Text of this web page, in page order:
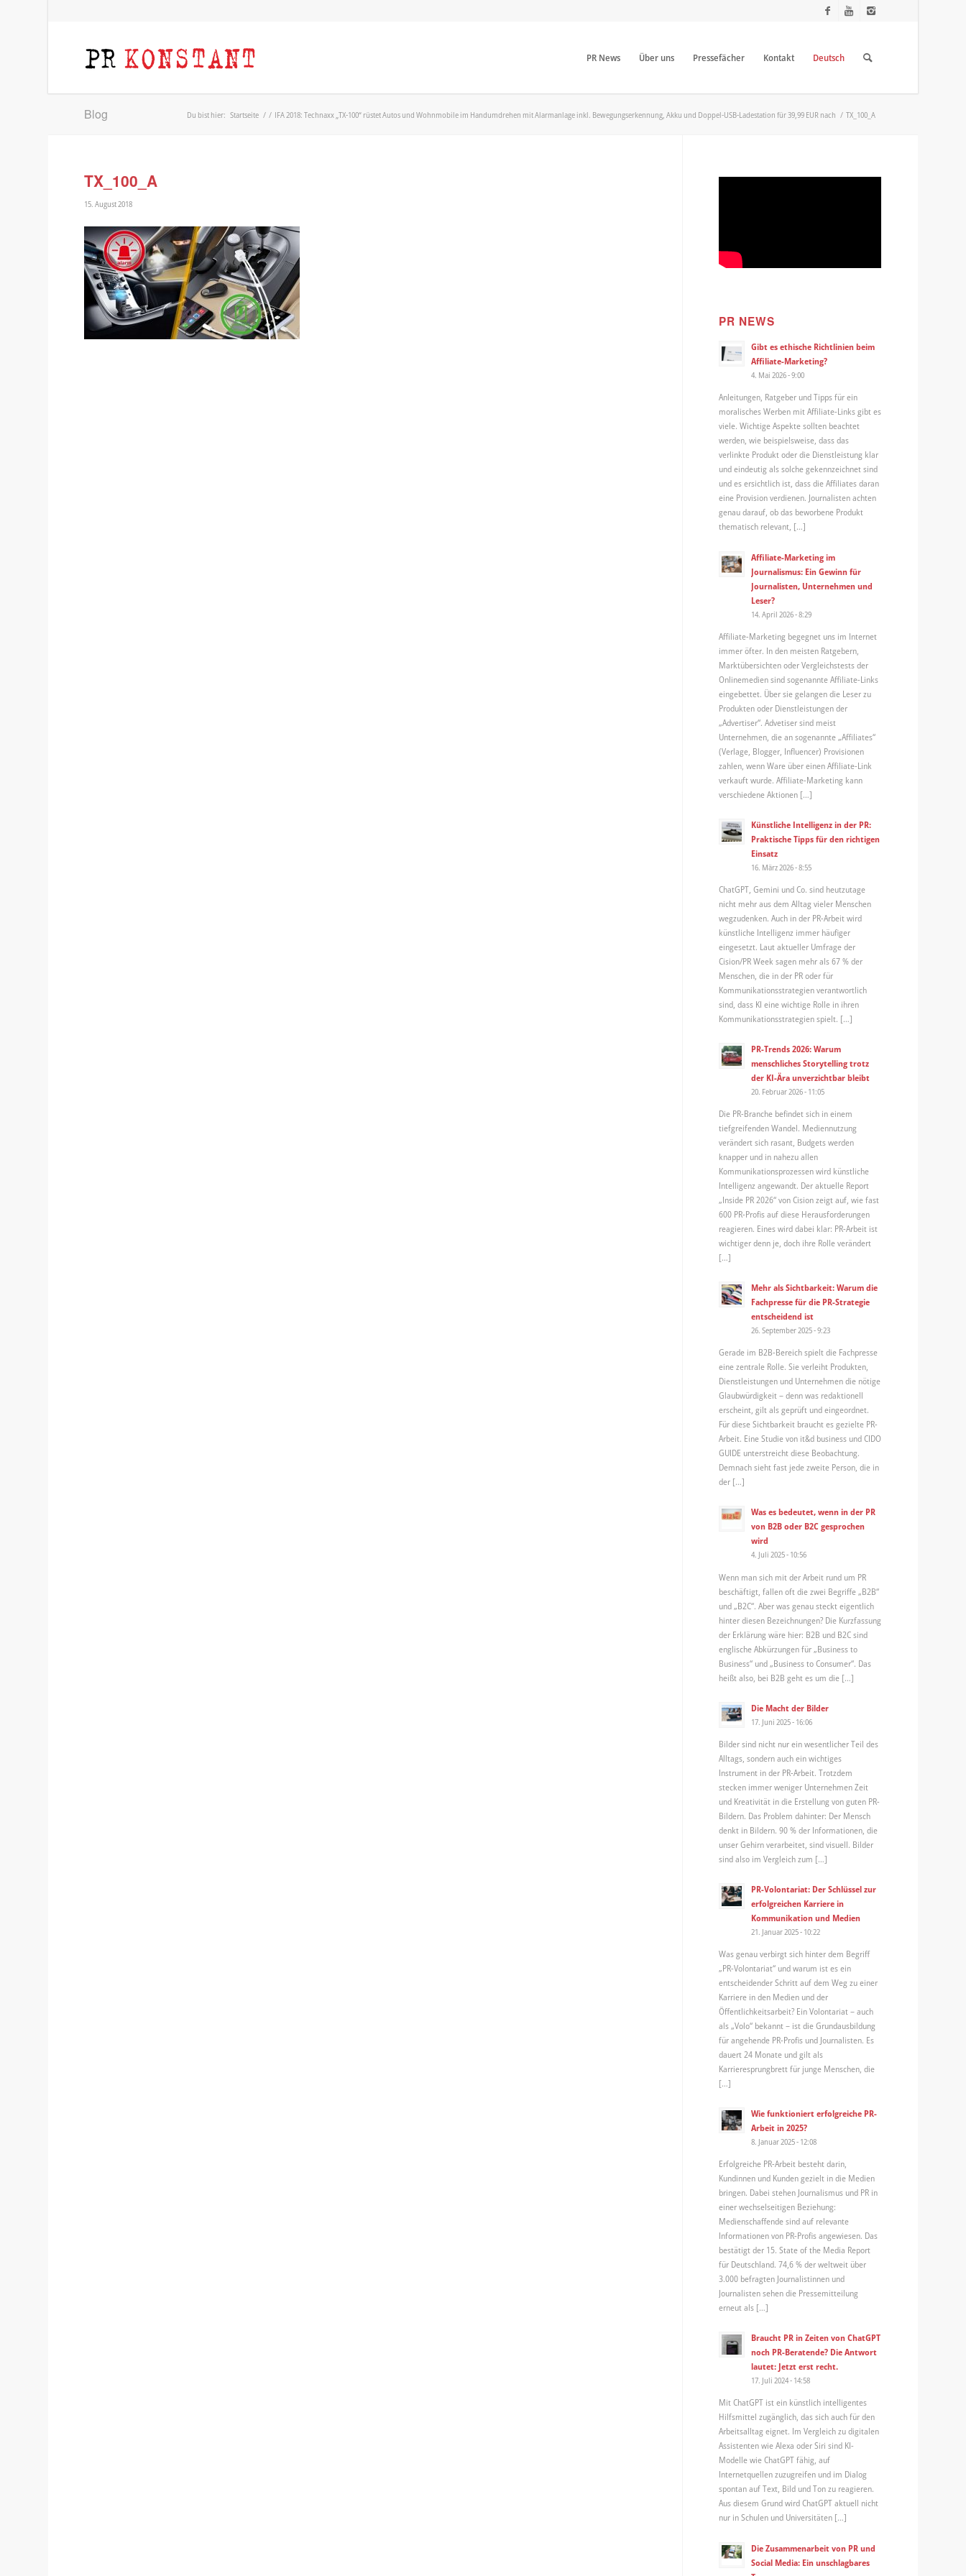
PR News Über uns Pressefächer Kontakt Deutsch
Blog Du bist hier: Startseite / / IFA 2018: Technaxx „TX-100“ rüstet Autos und Wohnmobile im Handumdrehen mit Alarmanlage inkl. Bewegungserkennung, Akku und Doppel-USB-Ladestation für 39,99 EUR nach / TX_100_A
TX_100_A
15. August 2018
PR NEWS
Gibt es ethische Richtlinien beim
Affiliate-Marketing?
4. Mai 2026 - 9:00
Anleitungen, Ratgeber und Tipps für ein
moralisches Werben mit Affiliate-Links gibt es
viele. Wichtige Aspekte sollten beachtet
werden, wie beispielsweise, dass das
verlinkte Produkt oder die Dienstleistung klar
und eindeutig als solche gekennzeichnet sind
und es ersichtlich ist, dass die Affiliates daran
eine Provision verdienen. Journalisten achten
genau darauf, ob das beworbene Produkt
thematisch relevant, […]
Affiliate-Marketing im
Journalismus: Ein Gewinn für
Journalisten, Unternehmen und
Leser?
14. April 2026 - 8:29
Affiliate-Marketing begegnet uns im Internet
immer öfter. In den meisten Ratgebern,
Marktübersichten oder Vergleichstests der
Onlinemedien sind sogenannte Affiliate-Links
eingebettet. Über sie gelangen die Leser zu
Produkten oder Dienstleistungen der
„Advertiser“. Advetiser sind meist
Unternehmen, die an sogenannte „Affiliates“
(Verlage, Blogger, Influencer) Provisionen
zahlen, wenn Ware über einen Affiliate-Link
verkauft wurde. Affiliate-Marketing kann
verschiedene Aktionen […]
Künstliche Intelligenz in der PR:
Praktische Tipps für den richtigen
Einsatz
16. März 2026 - 8:55
ChatGPT, Gemini und Co. sind heutzutage
nicht mehr aus dem Alltag vieler Menschen
wegzudenken. Auch in der PR-Arbeit wird
künstliche Intelligenz immer häufiger
eingesetzt. Laut aktueller Umfrage der
Cision/PR Week sagen mehr als 67 % der
Menschen, die in der PR oder für
Kommunikationsstrategien verantwortlich
sind, dass KI eine wichtige Rolle in ihren
Kommunikationsstrategien spielt. […]
PR-Trends 2026: Warum
menschliches Storytelling trotz
der KI-Ära unverzichtbar bleibt
20. Februar 2026 - 11:05
Die PR-Branche befindet sich in einem
tiefgreifenden Wandel. Mediennutzung
verändert sich rasant, Budgets werden
knapper und in nahezu allen
Kommunikationsprozessen wird künstliche
Intelligenz angewandt. Der aktuelle Report
„Inside PR 2026“ von Cision zeigt auf, wie fast
600 PR-Profis auf diese Herausforderungen
reagieren. Eines wird dabei klar: PR-Arbeit ist
wichtiger denn je, doch ihre Rolle verändert
[…]
Mehr als Sichtbarkeit: Warum die
Fachpresse für die PR-Strategie
entscheidend ist
26. September 2025 - 9:23
Gerade im B2B-Bereich spielt die Fachpresse
eine zentrale Rolle. Sie verleiht Produkten,
Dienstleistungen und Unternehmen die nötige
Glaubwürdigkeit – denn was redaktionell
erscheint, gilt als geprüft und eingeordnet.
Für diese Sichtbarkeit braucht es gezielte PR-
Arbeit. Eine Studie von it&d business und CIDO
GUIDE unterstreicht diese Beobachtung.
Demnach sieht fast jede zweite Person, die in
der […]
Was es bedeutet, wenn in der PR
von B2B oder B2C gesprochen
wird
4. Juli 2025 - 10:56
Wenn man sich mit der Arbeit rund um PR
beschäftigt, fallen oft die zwei Begriffe „B2B“
und „B2C“. Aber was genau steckt eigentlich
hinter diesen Bezeichnungen? Die Kurzfassung
der Erklärung wäre hier: B2B und B2C sind
englische Abkürzungen für „Business to
Business“ und „Business to Consumer“. Das
heißt also, bei B2B geht es um die […]
Die Macht der Bilder
17. Juni 2025 - 16:06
Bilder sind nicht nur ein wesentlicher Teil des
Alltags, sondern auch ein wichtiges
Instrument in der PR-Arbeit. Trotzdem
stecken immer weniger Unternehmen Zeit
und Kreativität in die Erstellung von guten PR-
Bildern. Das Problem dahinter: Der Mensch
denkt in Bildern. 90 % der Informationen, die
unser Gehirn verarbeitet, sind visuell. Bilder
sind also im Vergleich zum […]
PR-Volontariat: Der Schlüssel zur
erfolgreichen Karriere in
Kommunikation und Medien
21. Januar 2025 - 10:22
Was genau verbirgt sich hinter dem Begriff
„PR-Volontariat“ und warum ist es ein
entscheidender Schritt auf dem Weg zu einer
Karriere in den Medien und der
Öffentlichkeitsarbeit? Ein Volontariat – auch
als „Volo“ bekannt – ist die Grundausbildung
für angehende PR-Profis und Journalisten. Es
dauert 24 Monate und gilt als
Karrieresprungbrett für junge Menschen, die
[…]
Wie funktioniert erfolgreiche PR-
Arbeit in 2025?
8. Januar 2025 - 12:08
Erfolgreiche PR-Arbeit besteht darin,
Kundinnen und Kunden gezielt in die Medien
bringen. Dabei stehen Journalismus und PR in
einer wechselseitigen Beziehung:
Medienschaffende sind auf relevante
Informationen von PR-Profis angewiesen. Das
bestätigt der 15. State of the Media Report
für Deutschland. 74,6 % der weltweit über
3.000 befragten Journalistinnen und
Journalisten sehen die Pressemitteilung
erneut als […]
Braucht PR in Zeiten von ChatGPT
noch PR-Beratende? Die Antwort
lautet: Jetzt erst recht.
17. Juli 2024 - 14:58
Mit ChatGPT ist ein künstlich intelligentes
Hilfsmittel zugänglich, das sich auch für den
Arbeitsalltag eignet. Im Vergleich zu digitalen
Assistenten wie Alexa oder Siri sind KI-
Modelle wie ChatGPT fähig, auf
Internetquellen zuzugreifen und im Dialog
spontan auf Text, Bild und Ton zu reagieren.
Aus diesem Grund wird ChatGPT aktuell nicht
nur in Schulen und Universitäten […]
Die Zusammenarbeit von PR und
Social Media: Ein unschlagbares